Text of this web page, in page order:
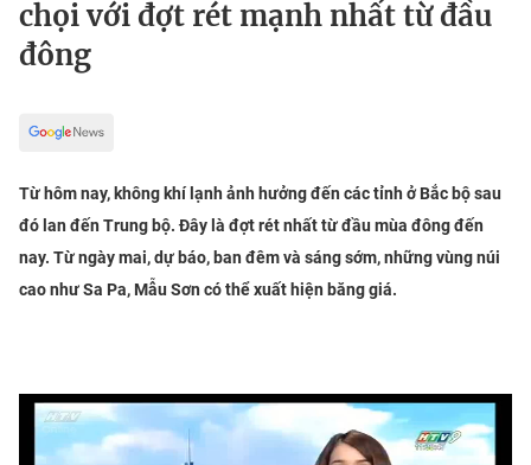
chọi với đợt rét mạnh nhất từ đầu
đông
Từ hôm nay, không khí lạnh ảnh hưởng đến các tỉnh ở Bắc bộ sau
đó lan đến Trung bộ. Đây là đợt rét nhất từ đầu mùa đông đến
nay. Từ ngày mai, dự báo, ban đêm và sáng sớm, những vùng núi
cao như Sa Pa, Mẫu Sơn có thể xuất hiện băng giá.